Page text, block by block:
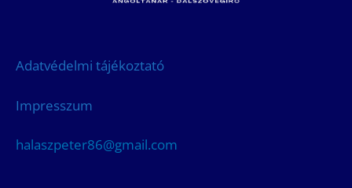
Adatvédelmi tájékoztató
Impresszum
halaszpeter86@gmail.com